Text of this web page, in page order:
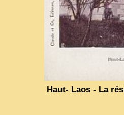
Haut- Laos - La